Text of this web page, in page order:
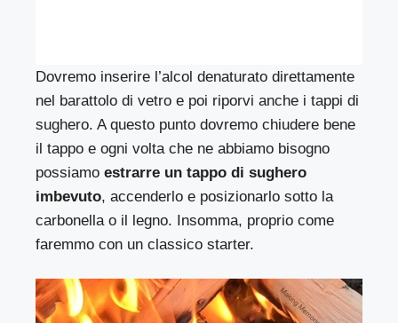
Dovremo inserire l’alcol denaturato direttamente
nel barattolo di vetro e poi riporvi anche i tappi di
sughero. A questo punto dovremo chiudere bene
il tappo e ogni volta che ne abbiamo bisogno
possiamoestrarre un tappo di sughero
imbevuto, accenderlo e posizionarlo sotto la
carbonella o il legno. Insomma, proprio come
faremmo con un classico starter.